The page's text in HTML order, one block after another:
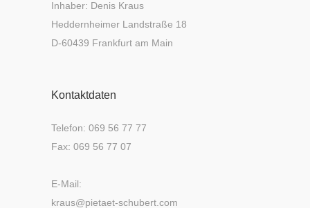
Inhaber: Denis Kraus
Heddernheimer Landstraße 18
D-60439 Frankfurt am Main
Kontaktdaten
Telefon: 069 56 77 77
Fax: 069 56 77 07
E-Mail:
kraus@pietaet-schubert.com